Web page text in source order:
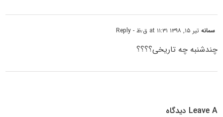
سمانهتیر ۱۵, ۱۳۹۸ at ۱۱:۳۱ ق٫ظ - Reply
چندشنبه چه تاریخی؟؟؟؟
Leave A دیدگاه